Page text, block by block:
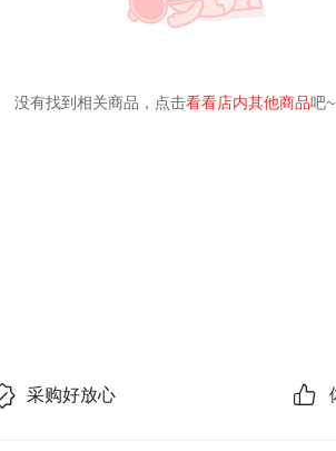
没有找到相关商品，点击看看店内其他商品吧~